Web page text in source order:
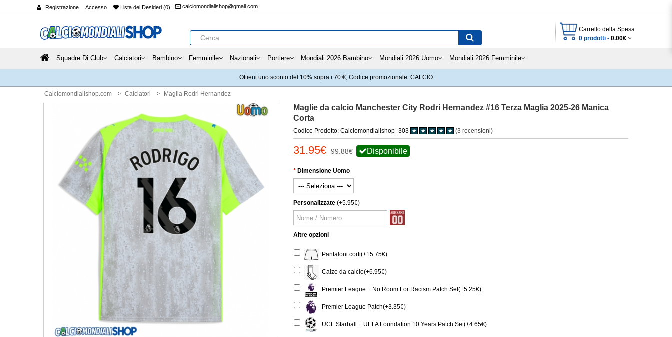
Registrazione Accesso Lista dei Desideri (0) calciomondialishop@gmail.com
Carrello della Spesa
0 prodotti - 0.00€
Squadre Di Club Calciatori Bambino Femminile Nazionali Portiere Mondiali 2026 Bambino Mondiali 2026 Uomo Mondiali 2026 Femminile
Ottieni uno sconto del 10% sopra i 70 €, Codice promozionale: CALCIO
Calciomondialishop.com Calciatori Maglia Rodri Hernandez
Maglie da calcio Manchester City Rodri Hernandez #16 Terza Maglia 2025-26 Manica
Corta
Codice Prodotto: Calciomondialishop_303 (3 recensioni)
31.95€ 99.88€ Disponibile
Dimensione Uomo
Personalizzate (+5.95€)
Altre opzioni
Pantaloni corti(+15.75€)
Calze da calcio(+6.95€)
Premier League + No Room For Racism Patch Set(+5.25€)
Premier League Patch(+3.35€)
UCL Starball + UEFA Foundation 10 Years Patch Set(+4.65€)